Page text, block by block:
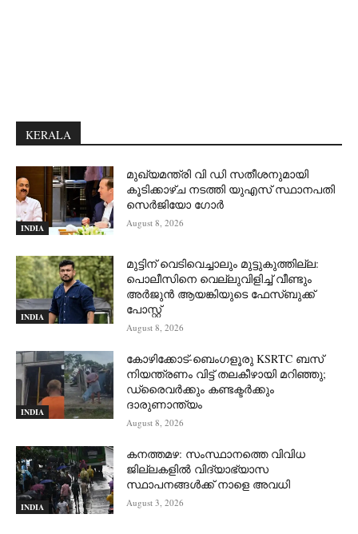
KERALA
INDIA
മുഖ്യമന്ത്രി വി ഡി സതീശനുമായി
കൂടിക്കാഴ്ച നടത്തി യുഎസ് സ്ഥാനപതി
സെര്‍ജിയോ ഗോര്‍
August 8, 2026
INDIA
മുട്ടിന് വെടിവെച്ചാലും മുട്ടുകുത്തില്ല:
പൊലീസിനെ വെല്ലുവിളിച്ച് വീണ്ടും
അർജുൻ ആയങ്കിയുടെ ഫേസ്ബുക്ക്
പോസ്റ്റ്
August 8, 2026
INDIA
കോഴിക്കോട്-ബെംഗളൂരു KSRTC ബസ്
നിയന്ത്രണം വിട്ട് തലകീഴായി മറിഞ്ഞു;
ഡ്രെെവർക്കും കണ്ടക്ടർക്കും
ദാരുണാന്ത്യം
August 8, 2026
INDIA
കനത്തമഴ: സംസ്ഥാനത്തെ വിവിധ
ജില്ലകളിൽ വിദ്യാഭ്യാസ
സ്ഥാപനങ്ങൾക്ക് നാളെ അവധി
August 3, 2026